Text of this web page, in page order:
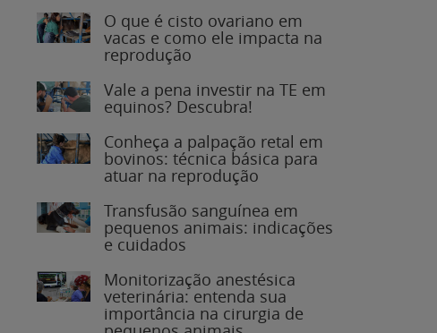
O que é cisto ovariano em
vacas e como ele impacta na
reprodução
Vale a pena investir na TE em
equinos? Descubra!
Conheça a palpação retal em
bovinos: técnica básica para
atuar na reprodução
Transfusão sanguínea em
pequenos animais: indicações
e cuidados
Monitorização anestésica
veterinária: entenda sua
importância na cirurgia de
pequenos animais